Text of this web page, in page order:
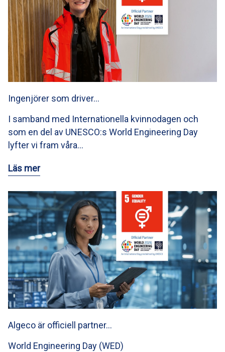
Ingenjörer som driver…
I samband med Internationella kvinnodagen och
som en del av UNESCO:s World Engineering Day
lyfter vi fram våra…
Läs mer
Algeco är officiell partner…
World Engineering Day (WED)